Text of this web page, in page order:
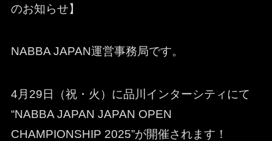
のお知らせ】
NABBA JAPAN運営事務局です。
4月29日（祝・火）に品川インターシティにて
“NABBA JAPAN JAPAN OPEN
CHAMPIONSHIP 2025”が開催されます！